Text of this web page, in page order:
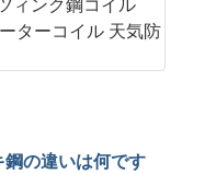
の違いは何です